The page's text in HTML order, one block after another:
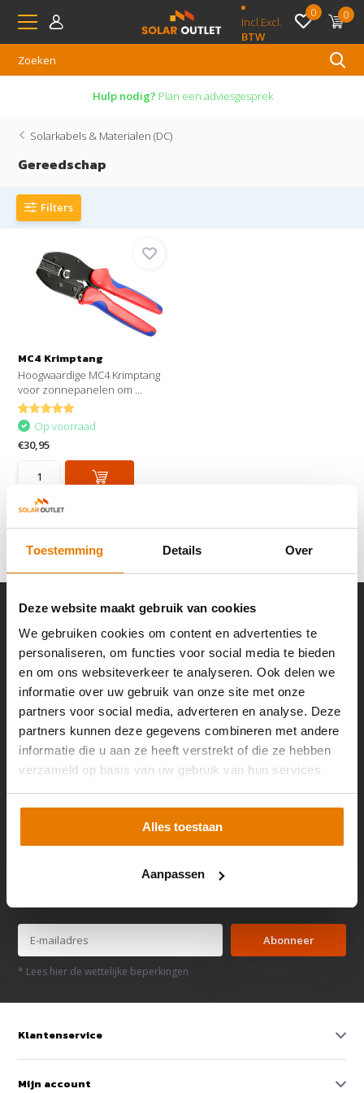
Toestemming Details Over
Deze website maakt gebruik van cookies
We gebruiken cookies om content en advertenties te
personaliseren, om functies voor social media te bieden
en om ons websiteverkeer te analyseren. Ook delen we
informatie over uw gebruik van onze site met onze
partners voor social media, adverteren en analyse. Deze
partners kunnen deze gegevens combineren met andere
informatie die u aan ze heeft verstrekt of die ze hebben
verzameld op basis van uw gebruik van hun services.
Alles toestaan
Aanpassen
Incl.Excl.
BTW
0 0
Hulp nodig? Plan een adviesgesprek
Solarkabels & Materialen (DC)
Gereedschap
Filters
MC4 Krimptang
Hoogwaardige MC4 Krimptang
voor zonnepanelen om ...
Vergelijk
Op voorraad
€30,95
Klantenservice
We reageren zo snel mogelijk.
Mail ons
Abonneer
* Lees hier de wettelijke beperkingen
Klantenservice
Mijn account